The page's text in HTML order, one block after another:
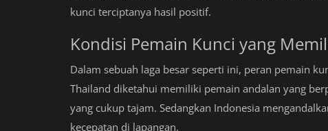
kunci terciptanya hasil positif.
Kondisi Pemain Kunci yang
Dalam sebuah laga besar seperti ini, peran pemain
Thailand diketahui memiliki pemain andalan yang
yang cukup tajam. Sedangkan Indonesia
kecepatan di lapangan.